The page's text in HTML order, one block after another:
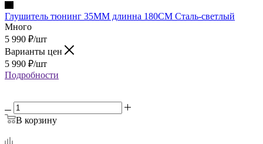
Глушитель тюнинг 35MM длинна 180CM Сталь-светлый
Много
5 990 ₽/шт
Варианты цен
5 990 ₽/шт
Подробности
В корзину